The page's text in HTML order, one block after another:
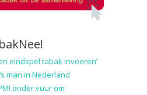
eindspel tabak invoeren’
man in Nederland
onder vuur om